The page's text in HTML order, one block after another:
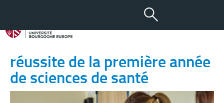
25 MAI 2023
Le TED à l’uB : la clé de la
réussite de la première année
de sciences de santé